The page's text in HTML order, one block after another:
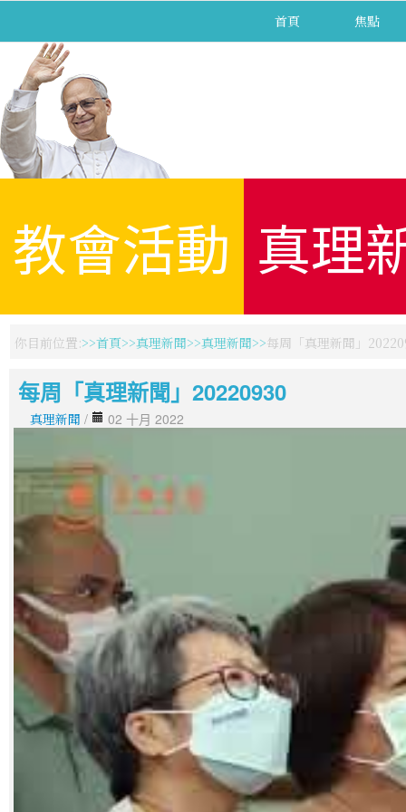
首頁 焦點
教會活動 真理
你目前位置: 首頁 真理新聞 真理新聞 每周「真理新聞」
每周「真理新聞」20220930
真理新聞 / 02 十月 2022